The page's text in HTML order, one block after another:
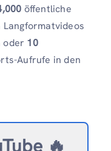
öffentliche
oder 10
Aufrufe in den
🔥